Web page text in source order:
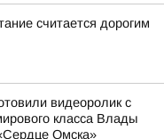
считается дорогим
видеоролик с
класса Влады
Омска»